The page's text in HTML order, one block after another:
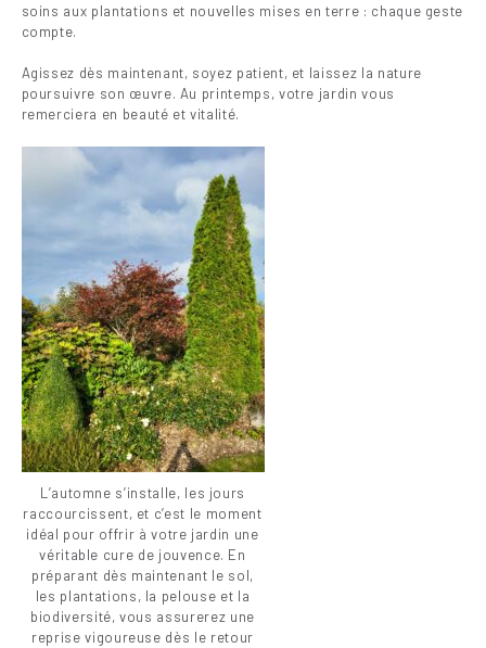
soins aux plantations et nouvelles mises en terre : chaque geste
compte.
Agissez dès maintenant, soyez patient, et laissez la nature
poursuivre son œuvre. Au printemps, votre jardin vous
remerciera en beauté et vitalité.
L’automne s’installe, les jours
raccourcissent, et c’est le moment
idéal pour offrir à votre jardin une
véritable cure de jouvence. En
préparant dès maintenant le sol,
les plantations, la pelouse et la
biodiversité, vous assurerez une
reprise vigoureuse dès le retour